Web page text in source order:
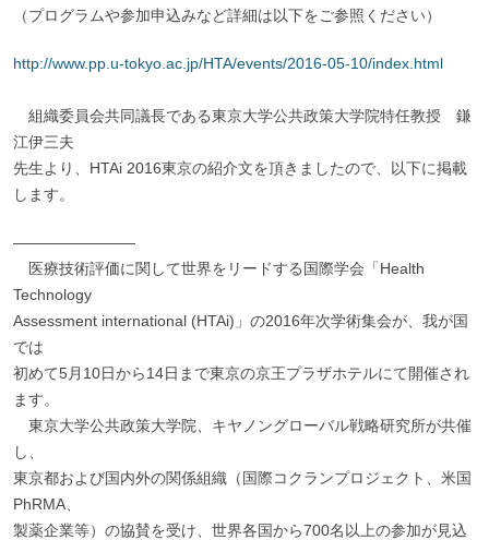
（プログラムや参加申込みなど詳細は以下をご参照ください）
http://www.pp.u-tokyo.ac.jp/HTA/events/2016-05-10/index.html
組織委員会共同議長である東京大学公共政策大学院特任教授 鎌
江伊三夫
先生より、HTAi 2016東京の紹介文を頂きましたので、以下に掲載
します。
――――――――
医療技術評価に関して世界をリードする国際学会「Health
Technology
Assessment international (HTAi)」の2016年次学術集会が、我が国
では
初めて5月10日から14日まで東京の京王プラザホテルにて開催され
ます。
東京大学公共政策大学院、キヤノングローバル戦略研究所が共催
し、
東京都および国内外の関係組織（国際コクランプロジェクト、米国
PhRMA、
製薬企業等）の協賛を受け、世界各国から700名以上の参加が見込